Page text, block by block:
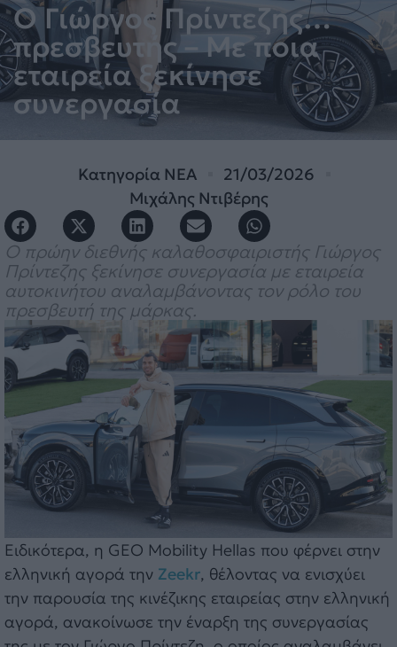
Ο Γιώργος Πρίντεζης…
πρεσβευτής – Με ποια
εταιρεία ξεκίνησε
συνεργασία
Κατηγορία ΝΕΑ
21/03/2026
Μιχάλης Ντιβέρης
Ο πρώην διεθνής καλαθοσφαιριστής Γιώργος
Πρίντεζης ξεκίνησε συνεργασία με εταιρεία
αυτοκινήτου αναλαμβάνοντας τον ρόλο του
πρεσβευτή της μάρκας.
Ειδικότερα, η GEO Mobility Hellas που φέρνει στην
ελληνική αγορά την Zeekr, θέλοντας να ενισχύει
την παρουσία της κινέζικης εταιρείας στην ελληνική
αγορά, ανακοίνωσε την έναρξη της συνεργασίας